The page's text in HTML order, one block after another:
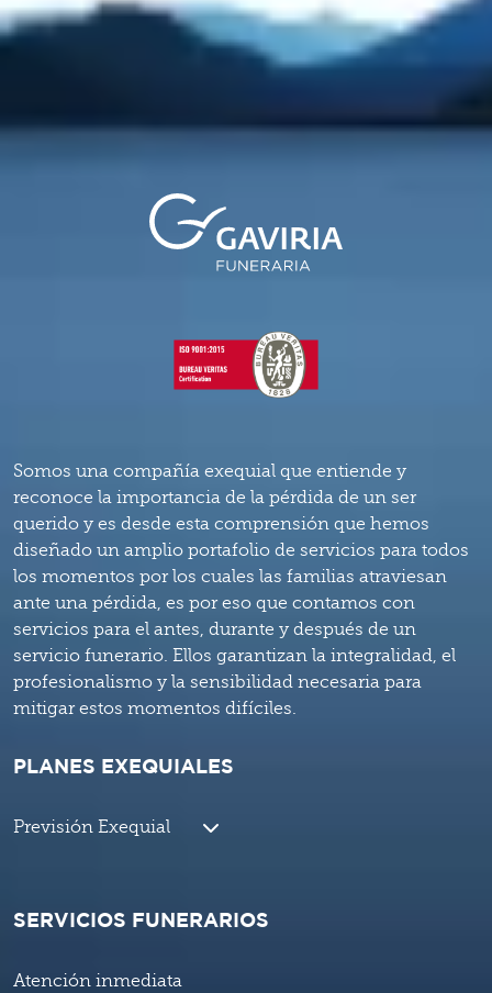
Somos una compañía exequial que entiende y
reconoce la importancia de la pérdida de un ser
querido y es desde esta comprensión que hemos
diseñado un amplio portafolio de servicios para todos
los momentos por los cuales las familias atraviesan
ante una pérdida, es por eso que contamos con
servicios para el antes, durante y después de un
servicio funerario. Ellos garantizan la integralidad, el
profesionalismo y la sensibilidad necesaria para
mitigar estos momentos difíciles.
PLANES EXEQUIALES
Previsión Exequial
SERVICIOS FUNERARIOS
Atención inmediata